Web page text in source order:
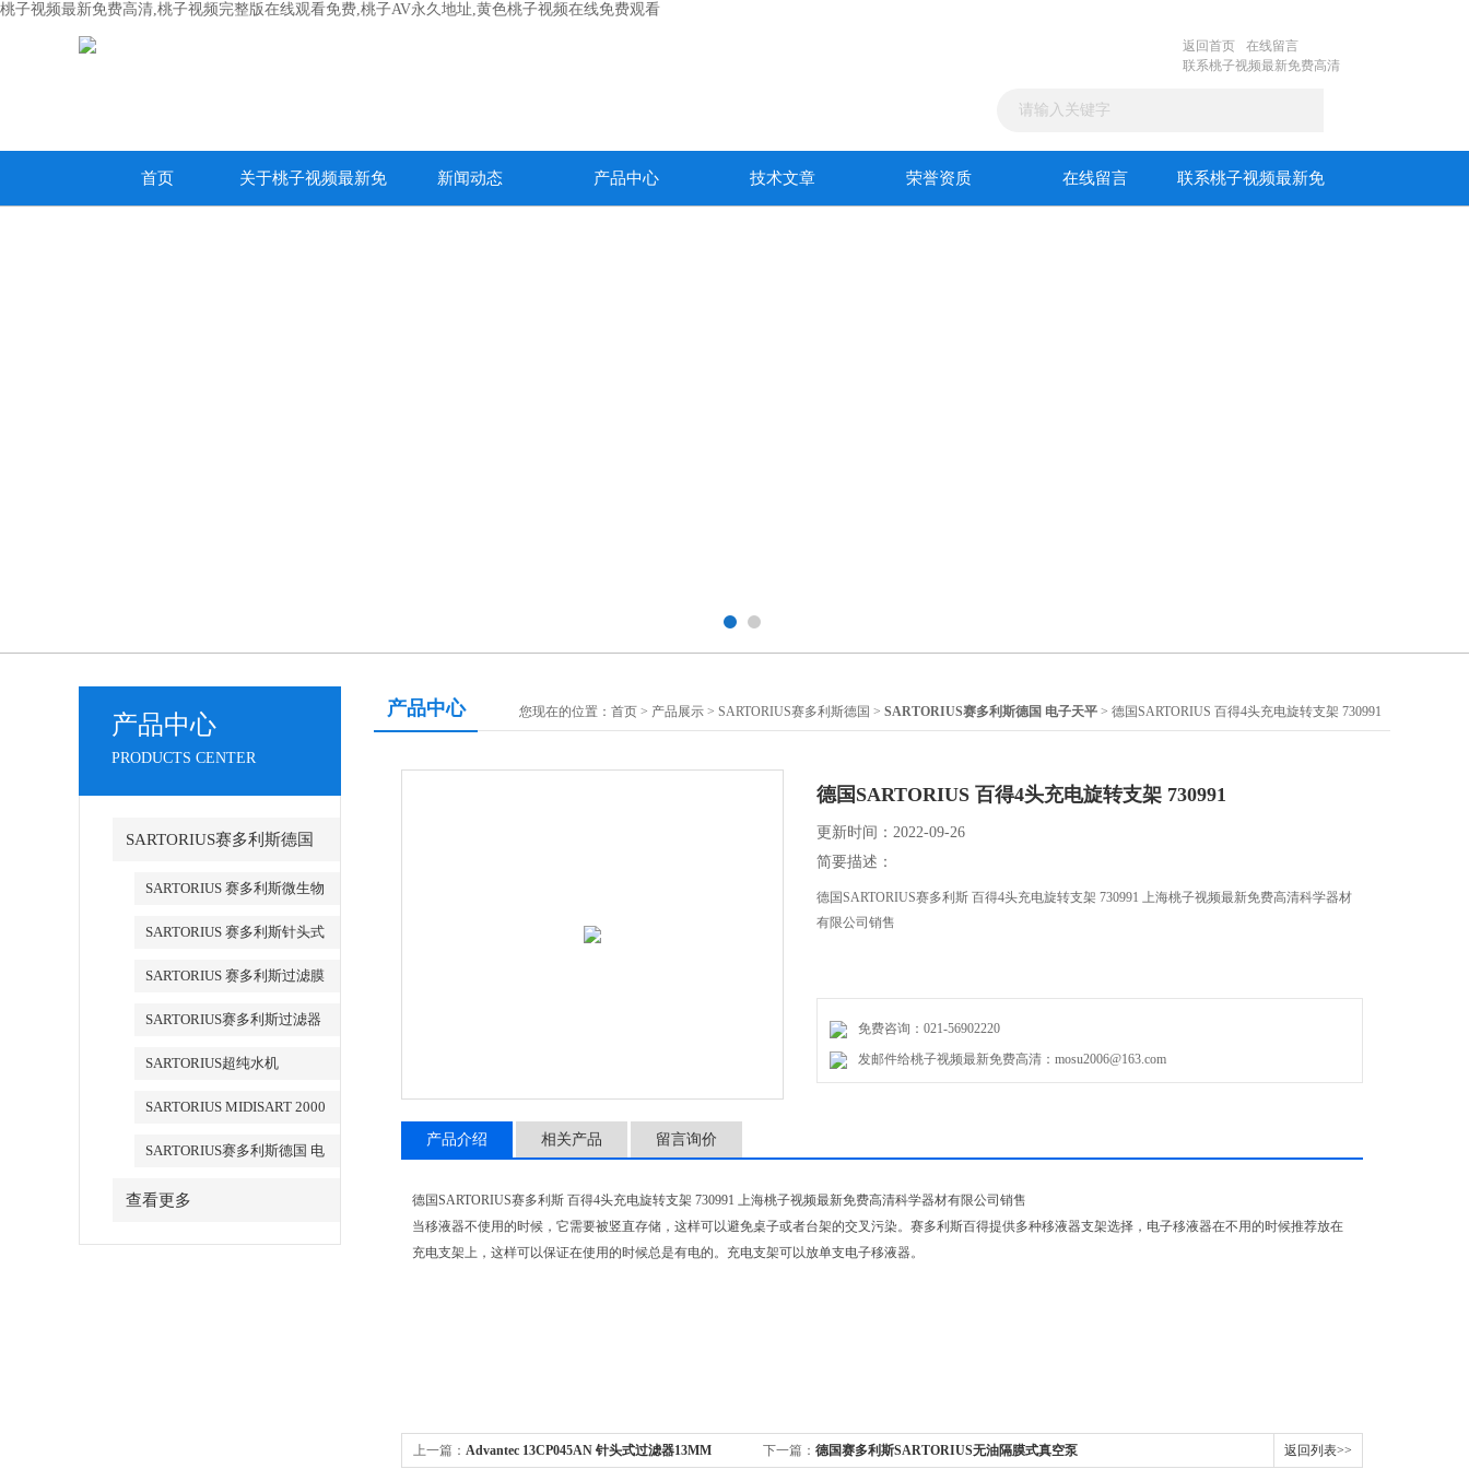
桃子视频最新免费高清,桃子视频完整版在线观看免费,桃子AV永久地址,黄色桃子视频在线免费观看
返回首页
在线留言
联系桃子视频最新免费高清
首页 关于桃子视频最新免 新闻动态 产品中心 技术文章 荣誉资质 在线留言 联系桃子视频最新免
产品中心
PRODUCTS CENTER
SARTORIUS赛多利斯德国
SARTORIUS 赛多利斯微生物
SARTORIUS 赛多利斯针头式
SARTORIUS 赛多利斯过滤膜
SARTORIUS赛多利斯过滤器
SARTORIUS超纯水机
SARTORIUS MIDISART 2000
SARTORIUS赛多利斯德国 电
查看更多
产品中心 您现在的位置： 首页 > 产品展示 > SARTORIUS赛多利斯德国 > SARTORIUS赛多利斯德国 电子天平 > 德国SARTORIUS 百得4头充电旋转支架 730991
德国SARTORIUS 百得4头充电旋转支架 730991
更新时间：2022-09-26
简要描述：
德国SARTORIUS赛多利斯 百得4头充电旋转支架 730991 上海桃子视频最新免费高清科学器材
有限公司销售
免费咨询：021-56902220
发邮件给桃子视频最新免费高清：mosu2006@163.com
产品介绍 相关产品 留言询价
德国SARTORIUS赛多利斯 百得4头充电旋转支架 730991 上海桃子视频最新免费高清科学器材有限公司销售
当移液器不使用的时候，它需要被竖直存储，这样可以避免桌子或者台架的交叉污染。赛多利斯百得提供多种移液器支架选择，电子移液器在不用的时候推荐放在
充电支架上，这样可以保证在使用的时候总是有电的。充电支架可以放单支电子移液器。
上一篇： Advantec 13CP045AN 针头式过滤器13MM 下一篇： 德国赛多利斯SARTORIUS无油隔膜式真空泵 返回列表>>